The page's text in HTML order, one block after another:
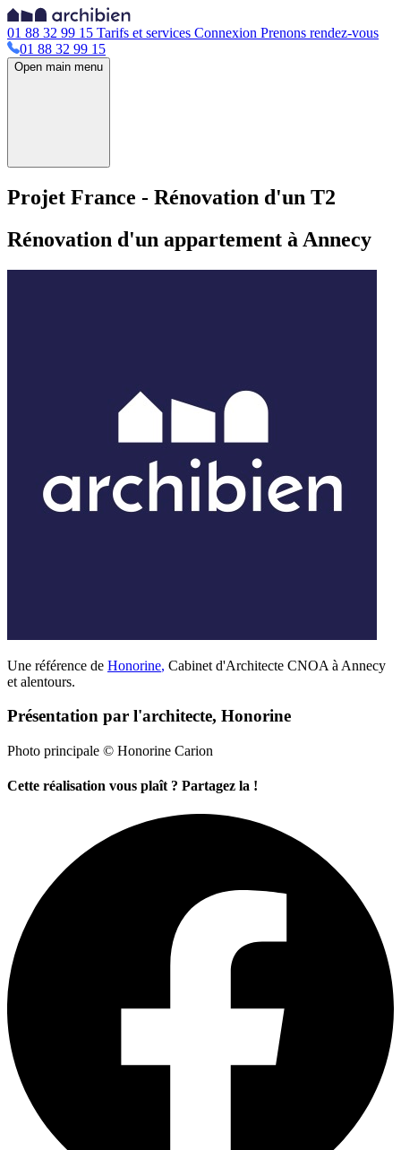
01 88 32 99 15 Tarifs et services Connexion Prenons rendez-vous
01 88 32 99 15
Open main menu
Projet France - Rénovation d'un T2
Rénovation d'un appartement à Annecy
Une référence de Honorine, Cabinet d'Architecte CNOA à Annecy
et alentours.
Présentation par l'architecte, Honorine
Photo principale © Honorine Carion
Cette réalisation vous plaît ? Partagez la !